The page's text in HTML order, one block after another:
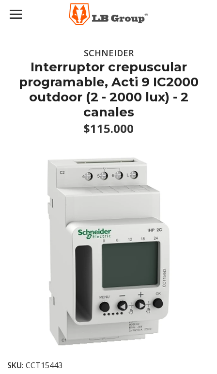
SCHNEIDER
Interruptor crepuscular
programable, Acti 9 IC2000
outdoor (2 - 2000 lux) - 2
canales
$115.000
SKU: CCT15443